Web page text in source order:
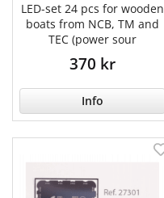
LED-set 24 pcs for wooden
boats from NCB, TM and
TEC (power sour
370 kr
Info